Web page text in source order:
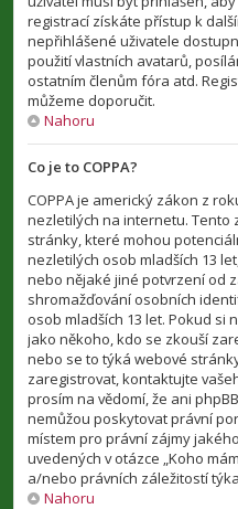
registrací získáte přístup k
nepřihlášené uživatele
použití vlastních avatarů,
ostatním členům fóra atd.
můžeme doporučit.
Nahoru
Co je to COPPA?
COPPA je americký zákon z
nezletilých na internetu. Tento
stránky, které mohou
nezletilých osob mladších 13
nebo nějaké jiné potvrzení od
shromažďování osobních
osob mladších 13 let. Pokud si
jako někoho, kdo se zkouší
nebo se to týká webové
zaregistrovat, kontaktujte
prosím na vědomí, že ani
nemůžou poskytovat právní
místem pro právní zájmy
uvedených v otázce „Koho
a/nebo právních záležitostí
Nahoru